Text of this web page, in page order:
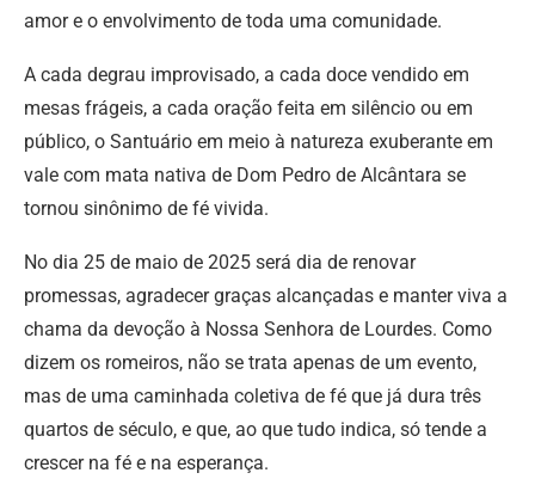
amor e o envolvimento de toda uma comunidade.
A cada degrau improvisado, a cada doce vendido em
mesas frágeis, a cada oração feita em silêncio ou em
público, o Santuário em meio à natureza exuberante em
vale com mata nativa de Dom Pedro de Alcântara se
tornou sinônimo de fé vivida.
No dia 25 de maio de 2025 será dia de renovar
promessas, agradecer graças alcançadas e manter viva a
chama da devoção à Nossa Senhora de Lourdes. Como
dizem os romeiros, não se trata apenas de um evento,
mas de uma caminhada coletiva de fé que já dura três
quartos de século, e que, ao que tudo indica, só tende a
crescer na fé e na esperança.